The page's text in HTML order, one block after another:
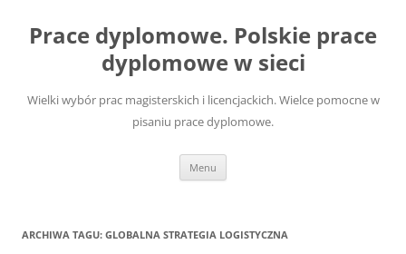
treści
Prace dyplomowe. Polskie prace
dyplomowe w sieci
Wielki wybór prac magisterskich i licencjackich. Wielce pomocne w
pisaniu prace dyplomowe.
Menu
ARCHIWA TAGU: GLOBALNA STRATEGIA LOGISTYCZNA